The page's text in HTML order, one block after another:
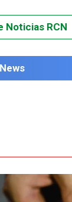
Noticias RCN